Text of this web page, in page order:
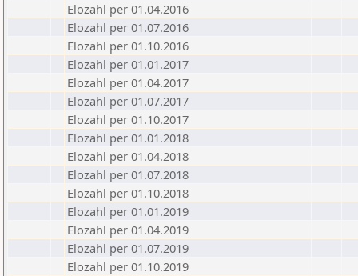
Elozahl per 01.04.2016
Elozahl per 01.07.2016
Elozahl per 01.10.2016
Elozahl per 01.01.2017
Elozahl per 01.04.2017
Elozahl per 01.07.2017
Elozahl per 01.10.2017
Elozahl per 01.01.2018
Elozahl per 01.04.2018
Elozahl per 01.07.2018
Elozahl per 01.10.2018
Elozahl per 01.01.2019
Elozahl per 01.04.2019
Elozahl per 01.07.2019
Elozahl per 01.10.2019